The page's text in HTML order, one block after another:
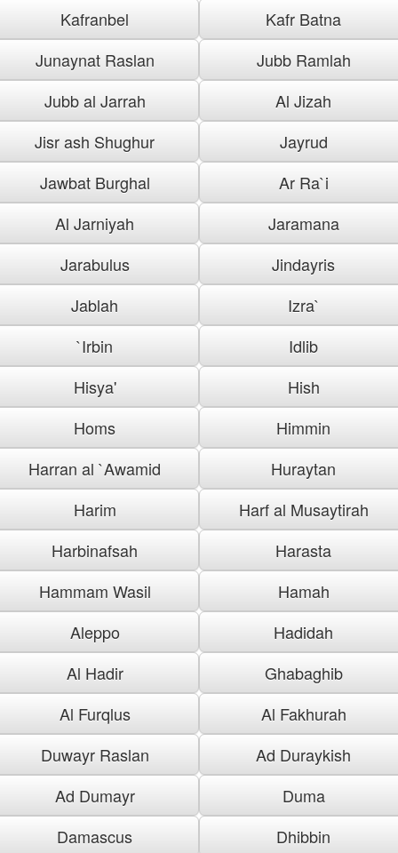
Kafranbel
Kafr Batna
Junaynat Raslan
Jubb Ramlah
Jubb al Jarrah
Al Jizah
Jisr ash Shughur
Jayrud
Jawbat Burghal
Ar Ra`i
Al Jarniyah
Jaramana
Jarabulus
Jindayris
Jablah
Izra`
`Irbin
Idlib
Hisya'
Hish
Homs
Himmin
Harran al `Awamid
Huraytan
Harim
Harf al Musaytirah
Harbinafsah
Harasta
Hammam Wasil
Hamah
Aleppo
Hadidah
Al Hadir
Ghabaghib
Al Furqlus
Al Fakhurah
Duwayr Raslan
Ad Duraykish
Ad Dumayr
Duma
Damascus
Dhibbin